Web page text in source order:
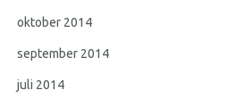
oktober 2014
september 2014
juli 2014